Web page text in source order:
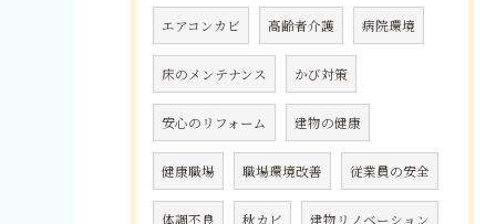
エアコンカビ 高齢者介護 病院環境
床のメンテナンス かび対策
安心のリフォーム 建物の健康
健康職場 職場環境改善 従業員の安全
体調不良 秋カビ 建物リノベーション